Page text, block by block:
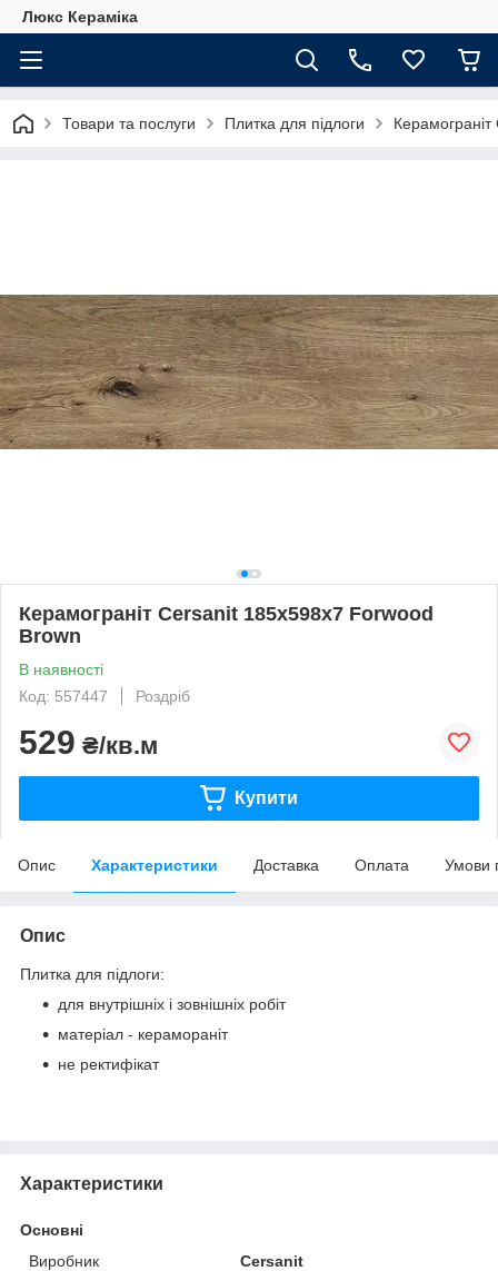
Люкс Кераміка
Товари та послуги Плитка для підлоги
Керамограніт Cersanit 185x598x7 Forwood
Brown
В наявності
Код: 557447
Роздріб
529 ₴/кв.м
Купити
Опис Характеристики Доставка Оплата Умови
Опис
Плитка для підлоги:
для внутрішніх і зовнішніх робіт
матеріал - керамораніт
не ректифікат
Характеристики
Основні
Виробник
Cersanit